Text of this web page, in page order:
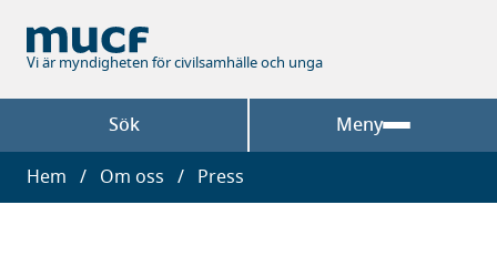
huvudinnehåll
Vi är myndigheten för civilsamhälle och unga
Sök Meny
Länkstig
Hem Om oss Press